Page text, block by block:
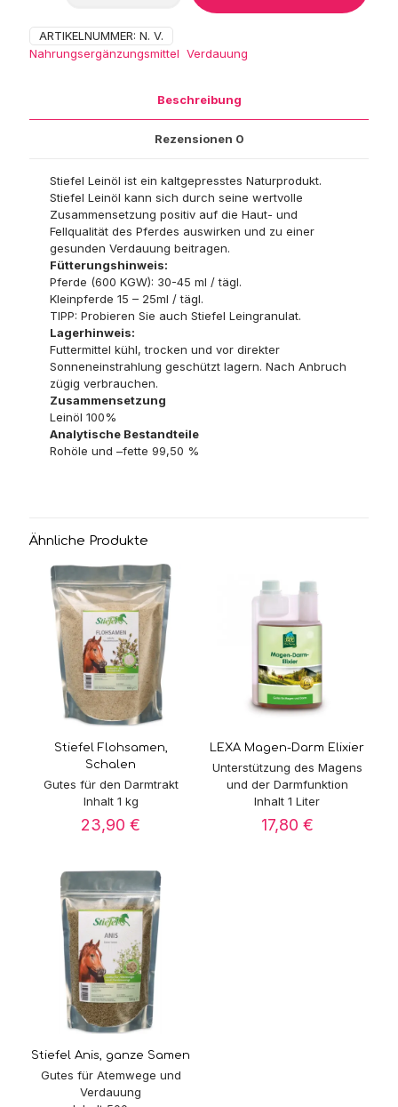
ARTIKELNUMMER: N. V.
Nahrungsergänzungsmittel Verdauung
Beschreibung
Rezensionen 0
Stiefel Leinöl ist ein kaltgepresstes Naturprodukt.
Stiefel Leinöl kann sich durch seine wertvolle
Zusammensetzung positiv auf die Haut- und
Fellqualität des Pferdes auswirken und zu einer
gesunden Verdauung beitragen.
Fütterungshinweis:
Pferde (600 KGW): 30-45 ml / tägl.
Kleinpferde 15 – 25ml / tägl.
TIPP: Probieren Sie auch Stiefel Leingranulat.
Lagerhinweis:
Futtermittel kühl, trocken und vor direkter
Sonneneinstrahlung geschützt lagern. Nach Anbruch
zügig verbrauchen.
Zusammensetzung
Leinöl 100%
Analytische Bestandteile
Rohöle und –fette 99,50 %
Ähnliche Produkte
Stiefel Flohsamen,
Schalen
Gutes für den Darmtrakt
Inhalt 1 kg
23,90€
LEXA Magen-Darm Elixier
Unterstützung des Magens
und der Darmfunktion
Inhalt 1 Liter
17,80 €
Stiefel Anis, ganze Samen
Gutes für Atemwege und
Verdauung